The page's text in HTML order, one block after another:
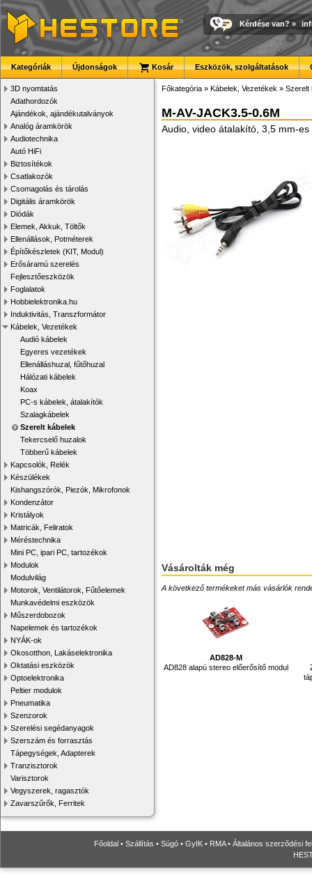
Kérdése van? »
Kategóriák Újdonságok Kosár Eszközök, szolgáltatások
3D nyomtatás
Adathordozók
Ajándékok, ajándékutalványok
Analóg áramkörök
Audiotechnika
Autó HiFi
Biztosítékok
Csatlakozók
Csomagolás és tárolás
Digitális áramkörök
Diódák
Elemek, Akkuk, Töltők
Ellenállások, Potméterek
Építőkészletek (KIT, Modul)
Erősáramú szerelés
Fejlesztőeszközök
Foglalatok
Hobbielektronika.hu
Induktivitás, Transzformátor
Kábelek, Vezetékek
Audió kábelek
Egyeres vezetékek
Ellenálláshuzal, fűtőhuzal
Hálózati kábelek
Koax
PC-s kábelek, átalakítók
Szalagkábelek
Szerelt kábelek
Tekercselő huzalok
Többerű kábelek
Kapcsolók, Relék
Készülékek
Kishangszórók, Piezók, Mikrofonok
Kondenzátor
Kristályok
Matricák, Feliratok
Méréstechnika
Mini PC, ipari PC, tartozékok
Modulok
Modulvilág
Motorok, Ventilátorok, Fűtőelemek
Munkavédelmi eszközök
Műszerdobozok
Napelemek és tartozékok
NYÁK-ok
Okosotthon, Lakáselektronika
Oktatási eszközök
Optoelektronika
Peltier modulok
Pneumatika
Szenzorok
Szerelési segédanyagok
Szerszám és forrasztás
Tápegységek, Adapterek
Tranzisztorok
Varisztorok
Vegyszerek, ragasztók
Zavarszűrők, Ferritek
Főkategória » Kábelek, Vezetékek » Szerelt
M-AV-JACK3.5-0.6M
Audio, video átalakító, 3,5 mm-
Vásárolták még
A következő termékeket más vásárlók
AD828-M
AD828 alapú stereo előerősítő modul
Főoldal • Szállítás • Súgó • GyIK • RMA• Általános szerződési